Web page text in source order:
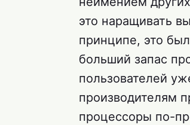
это наращивать
принципе, это
больший запас
пользователей
производителям
процессоры по-